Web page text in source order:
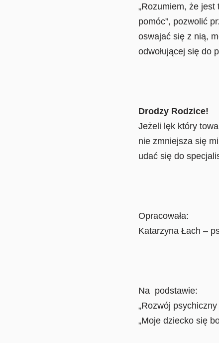
„Rozumiem, że jest
pomóc”, pozwolić
oswajać się z nią,
odwołującej się do
Drodzy Rodzice!
Jeżeli lęk który
nie zmniejsza się
udać się do
Opracowała:
Katarzyna Łach –
Na podstawie:
„Rozwój
„Moje dziecko się